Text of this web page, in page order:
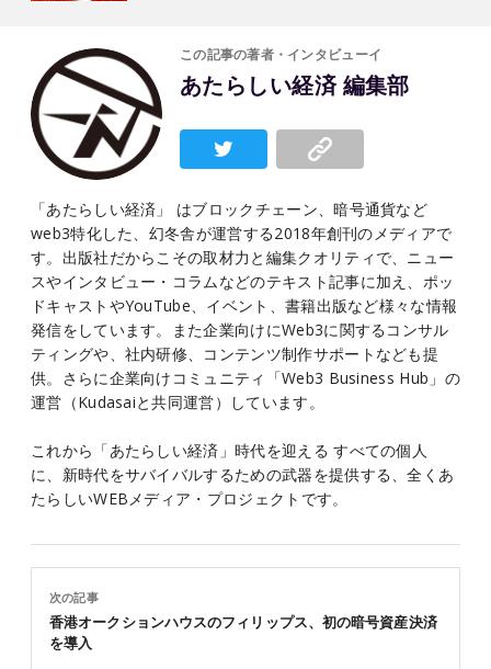
この記事の著者・インタビューイ
あたらしい経済 編集部
「あたらしい経済」 はブロックチェーン、暗号通貨など
web3特化した、幻冬舎が運営する2018年創刊のメディアで
す。出版社だからこその取材力と編集クオリティで、ニュー
スやインタビュー・コラムなどのテキスト記事に加え、ポッ
ドキャストやYouTube、イベント、書籍出版など様々な情報
発信をしています。また企業向けにWeb3に関するコンサル
ティングや、社内研修、コンテンツ制作サポートなども提
供。さらに企業向けコミュニティ「Web3 Business Hub」の
運営（Kudasaiと共同運営）しています。
これから「あたらしい経済」時代を迎える すべての個人
に、新時代をサバイバルするための武器を提供する、全くあ
たらしいWEBメディア・プロジェクトです。
次の記事
香港オークションハウスのフィリップス、初の暗号資産決済
を導入